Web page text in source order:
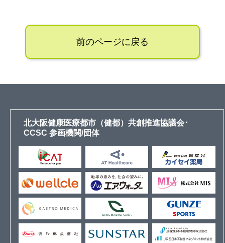
English
前のページに戻る
北大阪健康医療都市（健都）共創推進協議会･
CCSC 参画機関/団体